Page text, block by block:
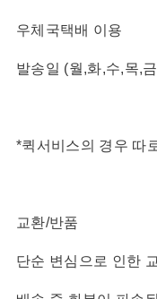
우체국택배 이용
발송일 (월,화,수,목,
*퀵서비스의 경우 따
교환/반품
단순 변심으로 인한